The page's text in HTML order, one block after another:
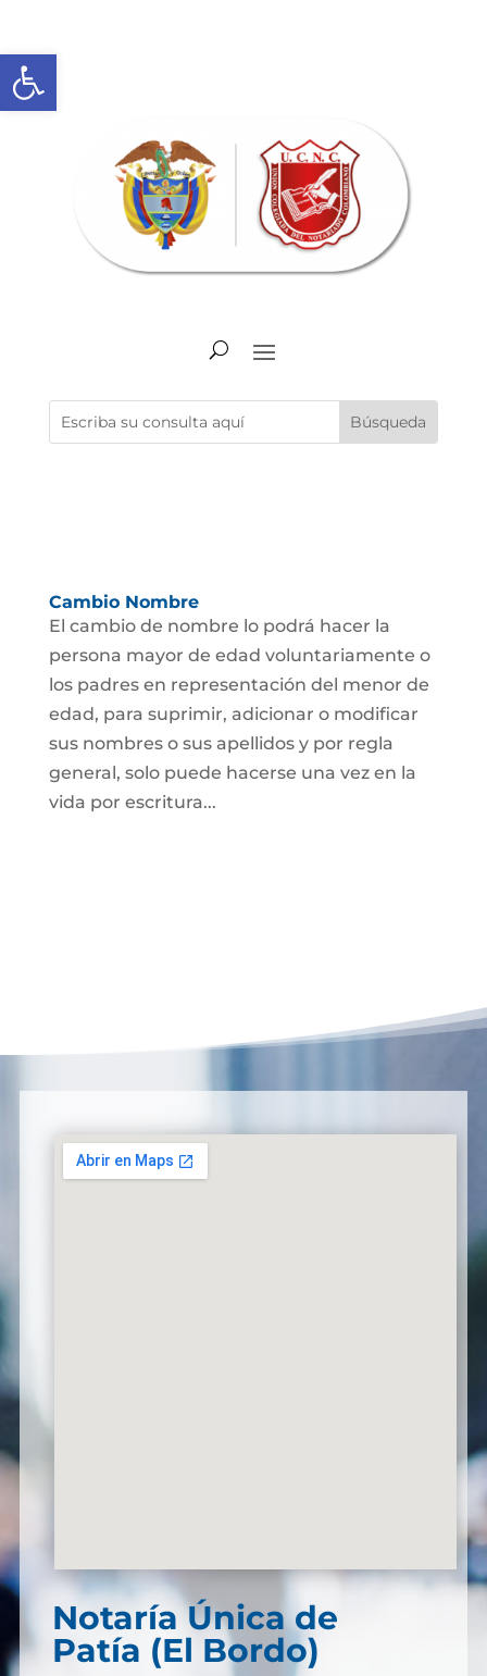
Abrir barra de herramientas
Cambio Nombre
El cambio de nombre lo podrá hacer la
persona mayor de edad voluntariamente o
los padres en representación del menor de
edad, para suprimir, adicionar o modificar
sus nombres o sus apellidos y por regla
general, solo puede hacerse una vez en la
vida por escritura...
Notaría Única de
Patía (El Bordo)